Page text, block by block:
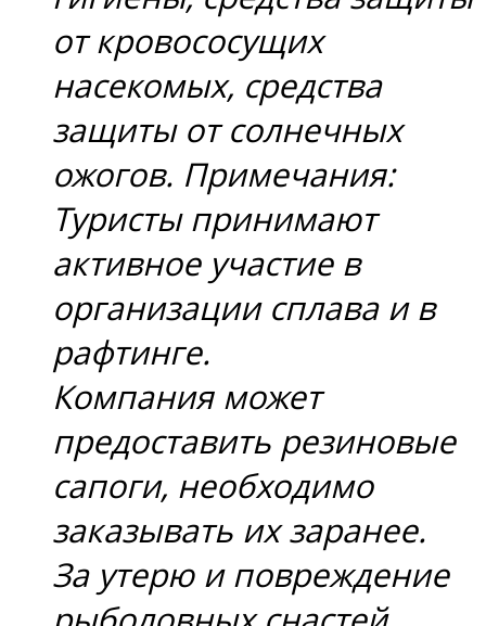
от кровососущих
насекомых, средства
защиты от солнечных
ожогов. Примечания:
Туристы принимают
активное участие в
организации сплава и в
рафтинге.
Компания может
предоставить резиновые
сапоги, необходимо
заказывать их заранее.
За утерю и повреждение